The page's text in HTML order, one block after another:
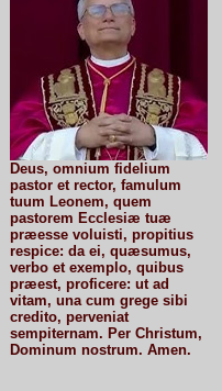
Deus, omnium fidelium
pastor et rector, famulum
tuum Leonem, quem
pastorem Ecclesiæ tuæ
præesse voluisti, propitius
respice: da ei, quæsumus,
verbo et exemplo, quibus
præest, proficere: ut ad
vitam, una cum grege sibi
credito, perveniat
sempiternam. Per Christum,
Dominum nostrum. Amen.